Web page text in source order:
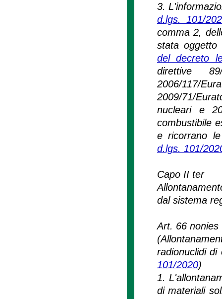
3.
d.lgs. 101/
comma 2,
stata oggetto
del decreto
direttive 89/
2006/117/
2009/71/
nucleari e
combustibile
e ricorrano
d.lgs. 101/
Capo II ter
dal sistema
Art. 66 nonies
radionuclidi
101/2020)
1.
di materiali